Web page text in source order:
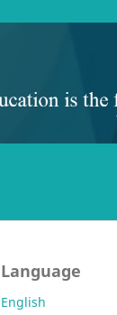
Language
English